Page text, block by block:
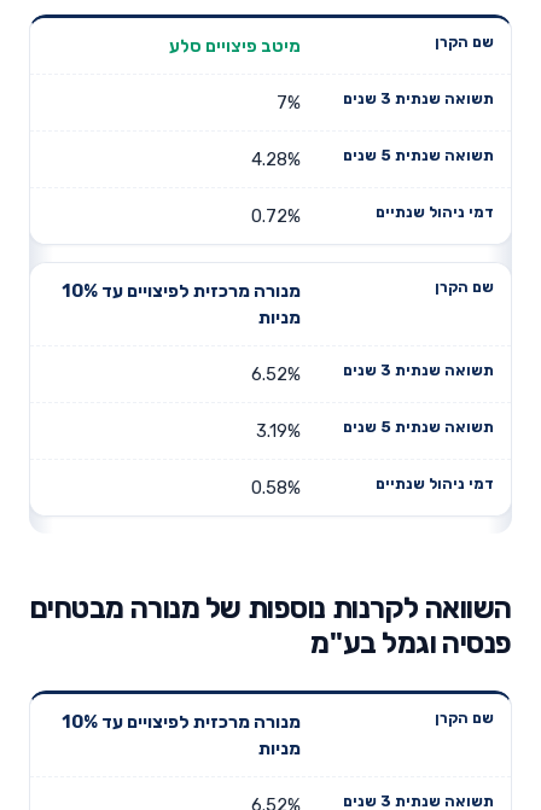
שנים
תשואה
מיטב פיצויים סלע
7%
4.28%
0.72%
מנורה מרכזית לפיצויים עד 10%
מניות
6.52%
3.19%
0.58%
השוואה לקרנות נוספות של מנורה מבטחים
פנסיה וגמל בע"מ
שנתית 3
תשואה
דמי ניהול
מנורה מרכזית לפיצויים עד 10%
מניות
6.52%